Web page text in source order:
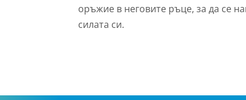
оръжие в неговите ръце, за да се
силата си.